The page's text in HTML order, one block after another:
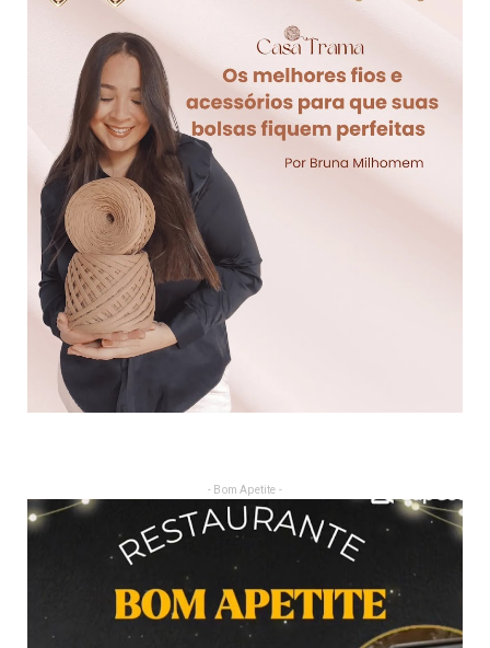
- Bom Apetite -